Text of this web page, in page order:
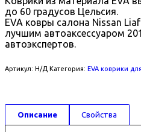
до 60 градусов Цельсия.
EVA ковры салона Nissan
лучшим автоаксессуаром
автоэкспертов.
Артикул: Н/Д Категория: EVA коврики
Описание Свойства